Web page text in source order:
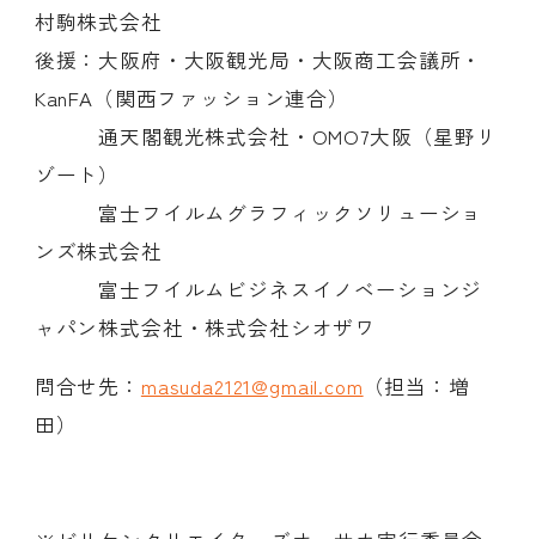
村駒株式会社
後援：大阪府・大阪観光局・大阪商工会議所・
KanFA（関西ファッション連合）
通天閣観光株式会社・OMO7大阪（星野リ
ゾート）
富士フイルムグラフィックソリューショ
ンズ株式会社
富士フイルムビジネスイノベーションジ
ャパン株式会社・株式会社シオザワ
問合せ先： masuda2121@gmail.com （担当：増
田）